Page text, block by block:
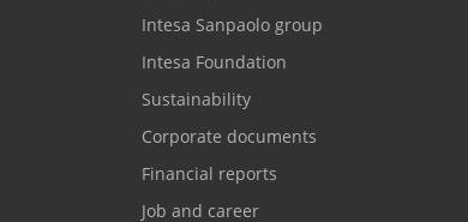
Intesa Sanpaolo group
Intesa Foundation
Sustainability
Corporate documents
Financial reports
Job and career